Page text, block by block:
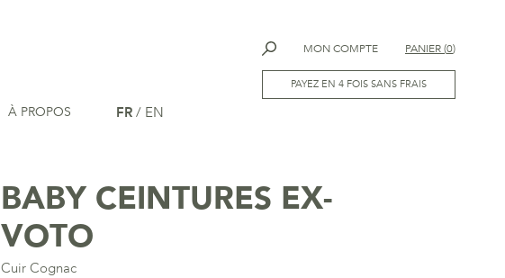
MON COMPTE PANIER(0)
PAYEZ EN 4 FOIS SANS FRAIS
À PROPOS FR / EN
BABY CEINTURES EX-
VOTO
Cuir Cognac